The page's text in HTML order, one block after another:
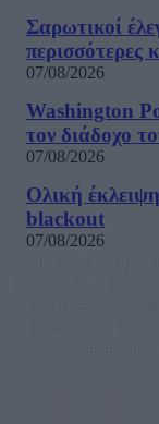
Σαρωτικοί
περισσότερες
07/08/2026
Washington
τον διάδοχο
07/08/2026
Ολική
blackout
07/08/2026